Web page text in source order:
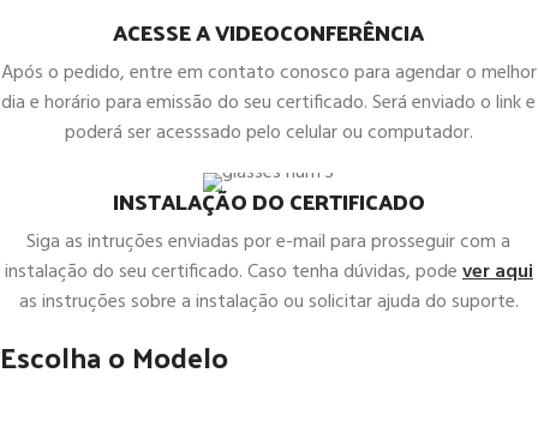
ACESSE A VIDEOCONFERÊNCIA
Após o pedido, entre em contato conosco para agendar o melhor
dia e horário para emissão do seu certificado. Será enviado o link e
poderá ser acesssado pelo celular ou computador.
INSTALAÇÃO DO CERTIFICADO
Siga as intruções enviadas por e-mail para prosseguir com a
instalação do seu certificado. Caso tenha dúvidas, podever aqui
as instruções sobre a instalação ou solicitar ajuda do suporte.
Escolha o Modelo